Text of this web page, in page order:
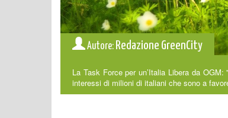
Autore: Redazione GreenCity
La Task Force per un’Italia Libera da
interessi di milioni di italiani che sono a